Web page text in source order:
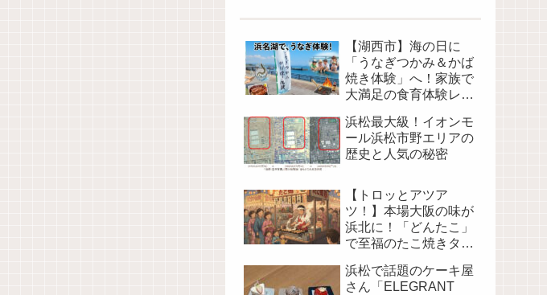
【湖西市】海の日に
「うなぎつかみ＆かば
焼き体験」へ！家族で
大満足の食育体験レポ
浜松最大級！イオンモ
ール浜松市野エリアの
歴史と人気の秘密
【トロッとアツア
ツ！】本場大阪の味が
浜北に！「どんたこ」
で至福のたこ焼きタイ
浜松で話題のケーキ屋
さん「ELEGRANT